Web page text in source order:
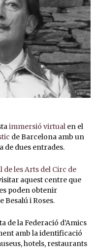
immersió virtualen el
de Barcelona amb un
de dues entrades.
les Arts del Circ de
aquest centre que
poden obtenir
Besalú i Roses.
de la Federació d’Amics
amb la identificació
hotels, restaurants